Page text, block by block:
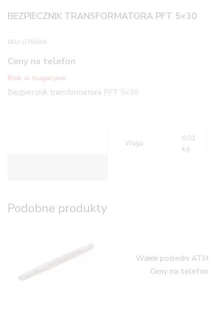
BEZPIECZNIK TRANSFORMATORA PFT 5×30
SKU: 078684
Ceny na telefon
Brak w magazynie
Bezpiecznik transformatora PFT 5×30
Waga
0,01
kg
Podobne produkty
Wałek pośredni ATM
Ceny na telefon